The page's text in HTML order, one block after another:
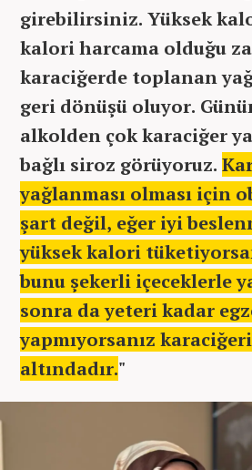
girebilirsiniz. Yüksek
kalori harcama olduğu
karaciğerde toplanan
geri dönüşü oluyor.
alkolden çok karaciğer
bağlı siroz görüyoruz.
yağlanması olması için
şart değil, eğer iyi
yüksek kalori
bunu şekerli içeceklerle
sonra da yeteri kadar
yapmıyorsanız
altındadır."